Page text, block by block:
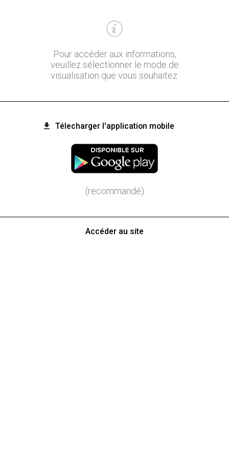
Pour accéder aux informations,
veuillez sélectionner le mode de
visualisation que vous souhaitez.
Télecharger l'application mobile
(recommandé)
Accéder au site